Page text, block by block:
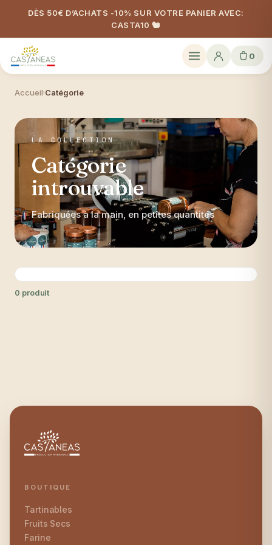
DÈS 50€ D’ACHATS -10% SUR VOTRE PANIER AVEC:
CASTA10 🐿️
0
Accueil›Catégorie
LA COLLECTION
Catégorie
introuvable
Fabriquées à la main, en petites quantités
0 produit
BOUTIQUE
Tartinables
Fruits Secs
Farine